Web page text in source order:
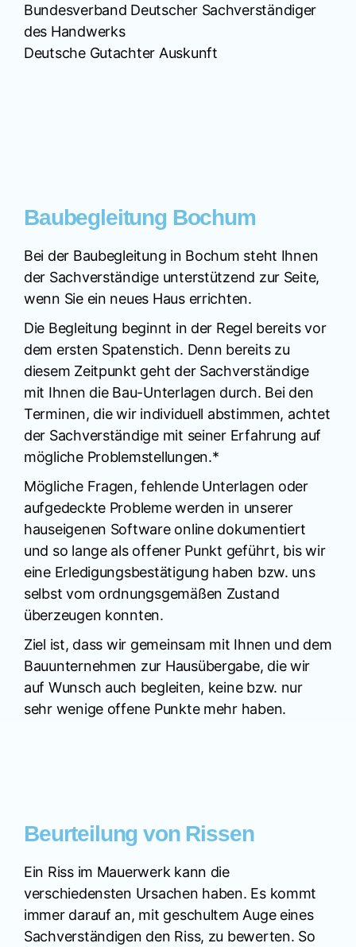
Bundesverband Deutscher Sachverständiger
des Handwerks
Deutsche Gutachter Auskunft
Baubegleitung Bochum
Bei der Baubegleitung in Bochum steht Ihnen
der Sachverständige unterstützend zur Seite,
wenn Sie ein neues Haus errichten.
Die Begleitung beginnt in der Regel bereits vor
dem ersten Spatenstich. Denn bereits zu
diesem Zeitpunkt geht der Sachverständige
mit Ihnen die Bau-Unterlagen durch. Bei den
Terminen, die wir individuell abstimmen, achtet
der Sachverständige mit seiner Erfahrung auf
mögliche Problemstellungen.*
Mögliche Fragen, fehlende Unterlagen oder
aufgedeckte Probleme werden in unserer
hauseigenen Software online dokumentiert
und so lange als offener Punkt geführt, bis wir
eine Erledigungsbestätigung haben bzw. uns
selbst vom ordnungsgemäßen Zustand
überzeugen konnten.
Ziel ist, dass wir gemeinsam mit Ihnen und dem
Bauunternehmen zur Hausübergabe, die wir
auf Wunsch auch begleiten, keine bzw. nur
sehr wenige offene Punkte mehr haben.
Beurteilung von Rissen
Ein Riss im Mauerwerk kann die
verschiedensten Ursachen haben. Es kommt
immer darauf an, mit geschultem Auge eines
Sachverständigen den Riss, zu bewerten. So